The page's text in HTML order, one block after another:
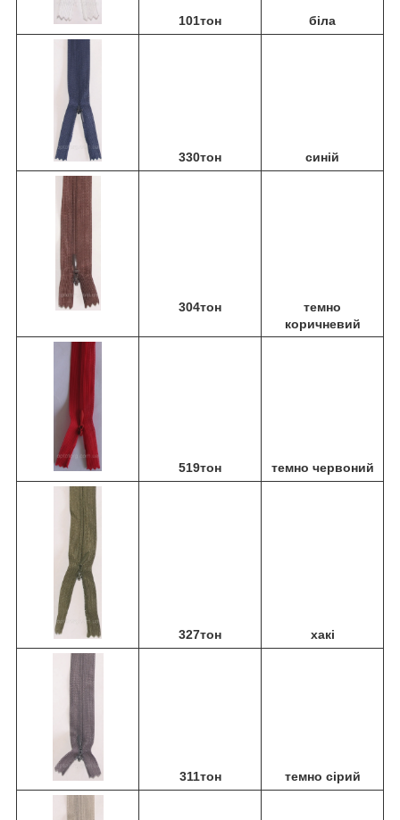
101тон біла
330тон синій
304тон
темно
коричневий
519тон темно червоний
327тон хакі
311тон темно сірий